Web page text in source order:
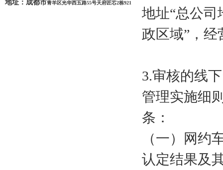
地址： 成都市青羊区光华西五路55号天府匠芯2栋921
地址“总公司
政区域”，经
3.审核的线
管理实施细
条：
（一）网约
认定结果及